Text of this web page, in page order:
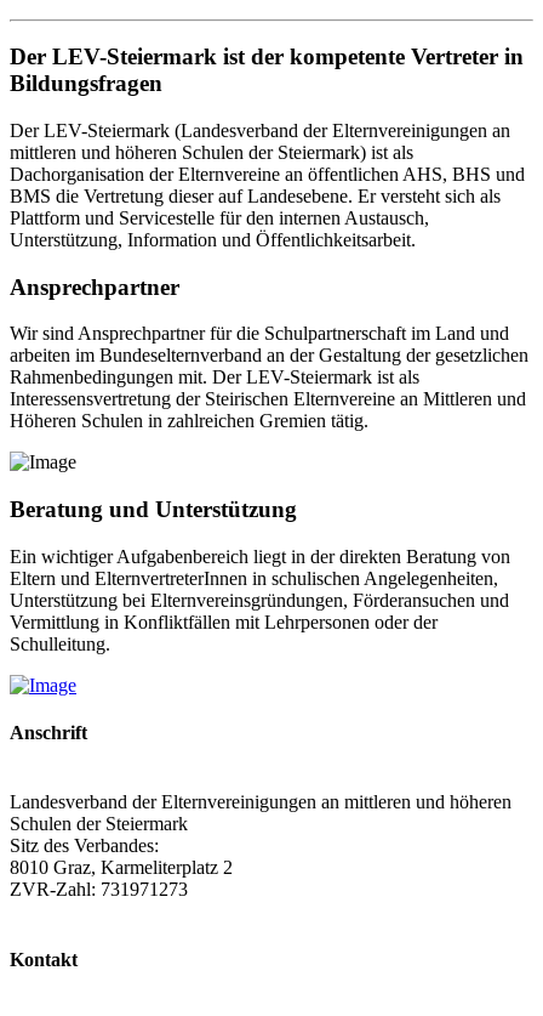
Der LEV-Steiermark ist der kompetente Vertreter in
Bildungsfragen
Der LEV-Steiermark (Landesverband der Elternvereinigungen an
mittleren und höheren Schulen der Steiermark) ist als
Dachorganisation der Elternvereine an öffentlichen AHS, BHS und
BMS die Vertretung dieser auf Landesebene. Er versteht sich als
Plattform und Servicestelle für den internen Austausch,
Unterstützung, Information und Öffentlichkeitsarbeit.
Ansprechpartner
Wir sind Ansprechpartner für die Schulpartnerschaft im Land und
arbeiten im Bundeselternverband an der Gestaltung der gesetzlichen
Rahmenbedingungen mit. Der LEV-Steiermark ist als
Interessensvertretung der Steirischen Elternvereine an Mittleren und
Höheren Schulen in zahlreichen Gremien tätig.
Beratung und Unterstützung
Ein wichtiger Aufgabenbereich liegt in der direkten Beratung von
Eltern und ElternvertreterInnen in schulischen Angelegenheiten,
Unterstützung bei Elternvereinsgründungen, Förderansuchen und
Vermittlung in Konfliktfällen mit Lehrpersonen oder der
Schulleitung.
Anschrift
Landesverband der Elternvereinigungen an mittleren und höheren
Schulen der Steiermark
Sitz des Verbandes:
8010 Graz, Karmeliterplatz 2
ZVR-Zahl: 731971273
Kontakt